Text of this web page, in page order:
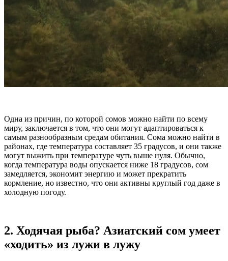
Одна из причин, по которой сомов можно найти по всему
миру, заключается в том, что они могут адаптироваться к
самым разнообразным средам обитания. Сома можно найти в
районах, где температура составляет 35 градусов, и они также
могут выжить при температуре чуть выше нуля. Обычно,
когда температура воды опускается ниже 18 градусов, сом
замедляется, экономит энергию и может прекратить
кормление, но известно, что они активны круглый год даже в
холодную погоду.
2. Ходячая рыба? Азиатский сом умеет
«ходить» из лужи в лужу